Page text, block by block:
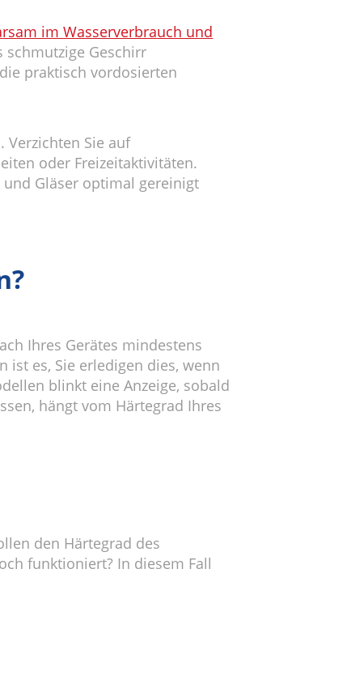
im Wasserverbrauch und
schmutzige Geschirr
praktisch vordosierten
Verzichten Sie auf
oder Freizeitaktivitäten.
Gläser optimal gereinigt
Ihres Gerätes mindestens
ist es, Sie erledigen dies, wenn
blinkt eine Anzeige, sobald
hängt vom Härtegrad Ihres
den Härtegrad des
funktioniert? In diesem Fall